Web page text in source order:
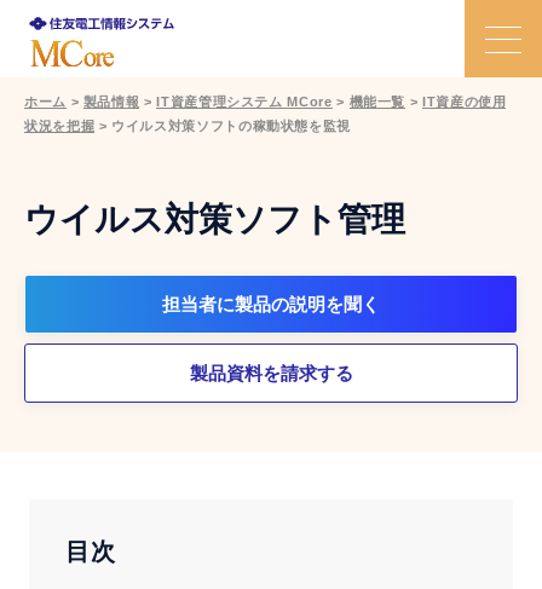
特長
課題と解決策
機能
活用事例
IT資産管理システム
ホーム > 製品情報 > IT資産管理システム MCore > 機能一覧 >
IT資産の使用
状況を把握 > ウイルス対策ソフトの稼動状態を監視
ウイルス対策ソフト管理
担当者に製品の説明を聞く
製品資料を請求する
目次